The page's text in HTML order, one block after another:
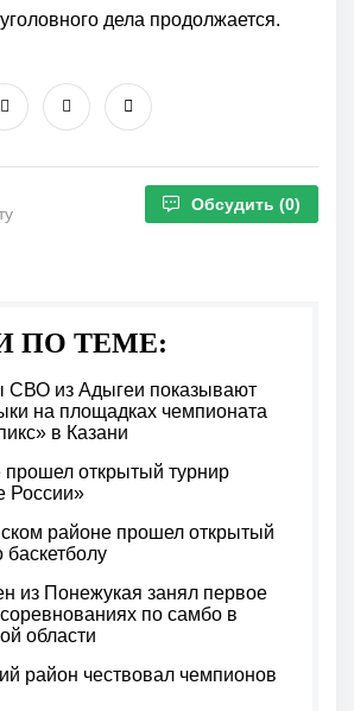
дела продолжается.
Обсудить (0)
ПО ТЕМЕ:
СВО из Адыгеи показывают
на площадках чемпионата
в Казани
открытый турнир
России»
районе прошел открытый
баскетболу
из Понежукая занял первое
по самбо в
области
район чествовал чемпионов